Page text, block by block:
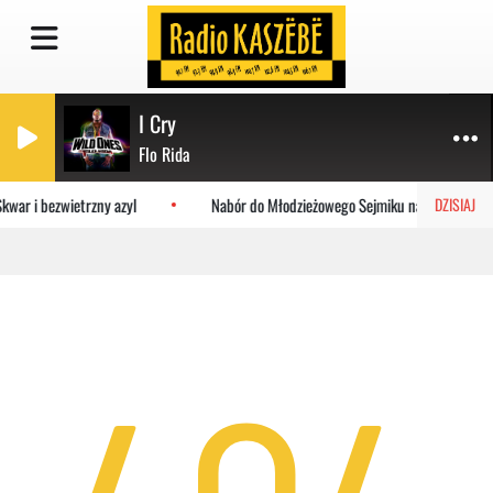
I Cry
Flo Rida
DZISIAJ
i bezwietrzny azyl Nabór do Młodzieżowego Sejmiku na Pomorzu.